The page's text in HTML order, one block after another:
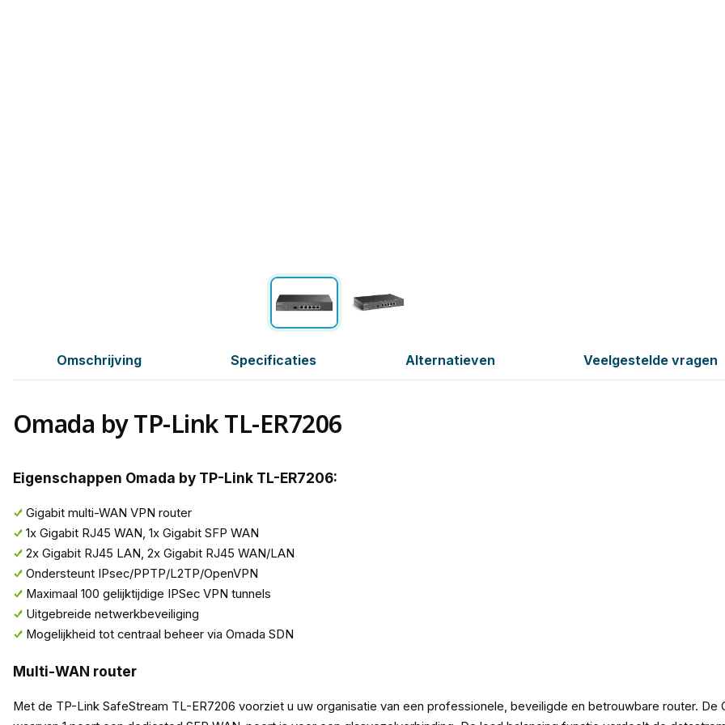
Omschrijving Specificaties Alternatieven Veelgestelde vragen
Omada by TP-Link TL-ER7206
Eigenschappen Omada by TP-Link TL-ER7206:
Gigabit multi-WAN VPN router
1x Gigabit RJ45 WAN, 1x Gigabit SFP WAN
2x Gigabit RJ45 LAN, 2x Gigabit RJ45 WAN/LAN
Ondersteunt IPsec/PPTP/L2TP/OpenVPN
Maximaal 100 gelijktijdige IPSec VPN tunnels
Uitgebreide netwerkbeveiliging
Mogelijkheid tot centraal beheer via Omada SDN
Multi-WAN router
Met de TP-Link SafeStream TL-ER7206 voorziet u uw organisatie van een professionele, beveiligde en betrouwbare router.